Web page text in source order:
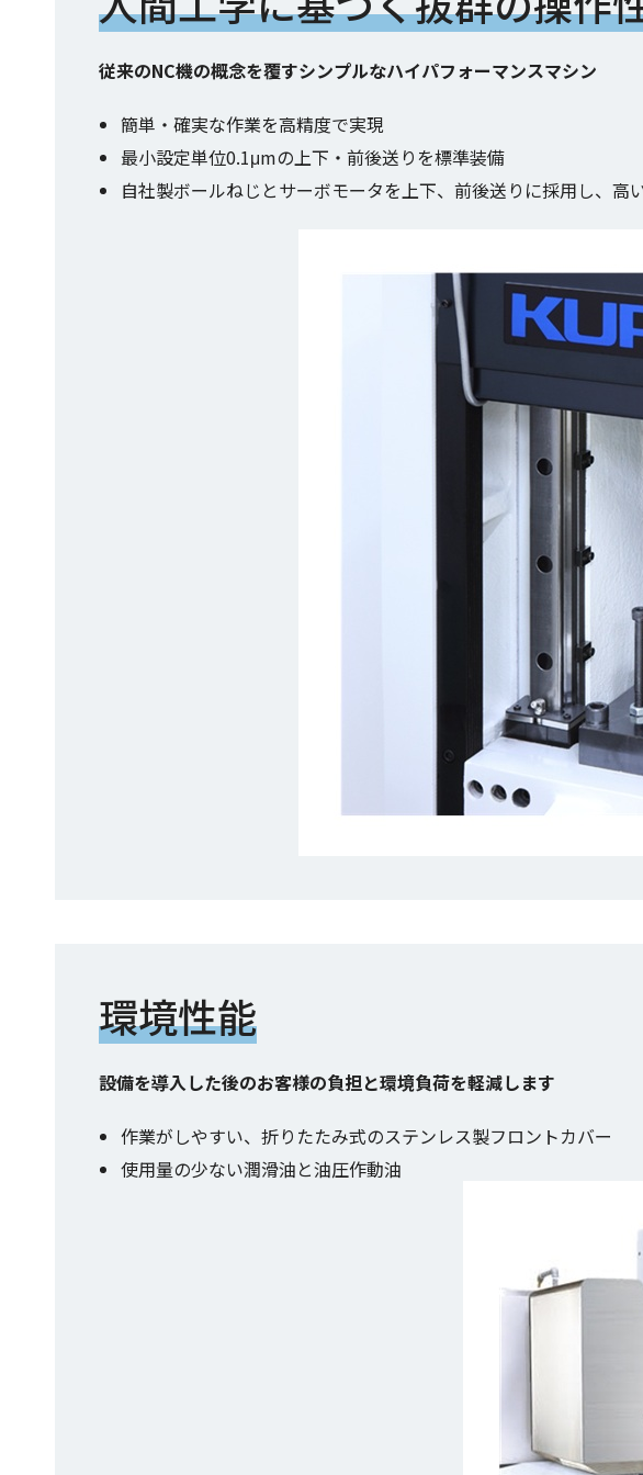
従来のNC機の概念を覆すシンプルなハイパフォーマンスマシン
簡単・確実な作業を高精度で実現
最小設定単位0.1μmの上下・前後送りを標準装備
自社製ボールねじとサーボモータを上下、前後送りに採用し、高
環境性能
設備を導入した後のお客様の負担と環境負荷を軽減します
作業がしやすい、折りたたみ式のステンレス製フロントカバー
使用量の少ない潤滑油と油圧作動油